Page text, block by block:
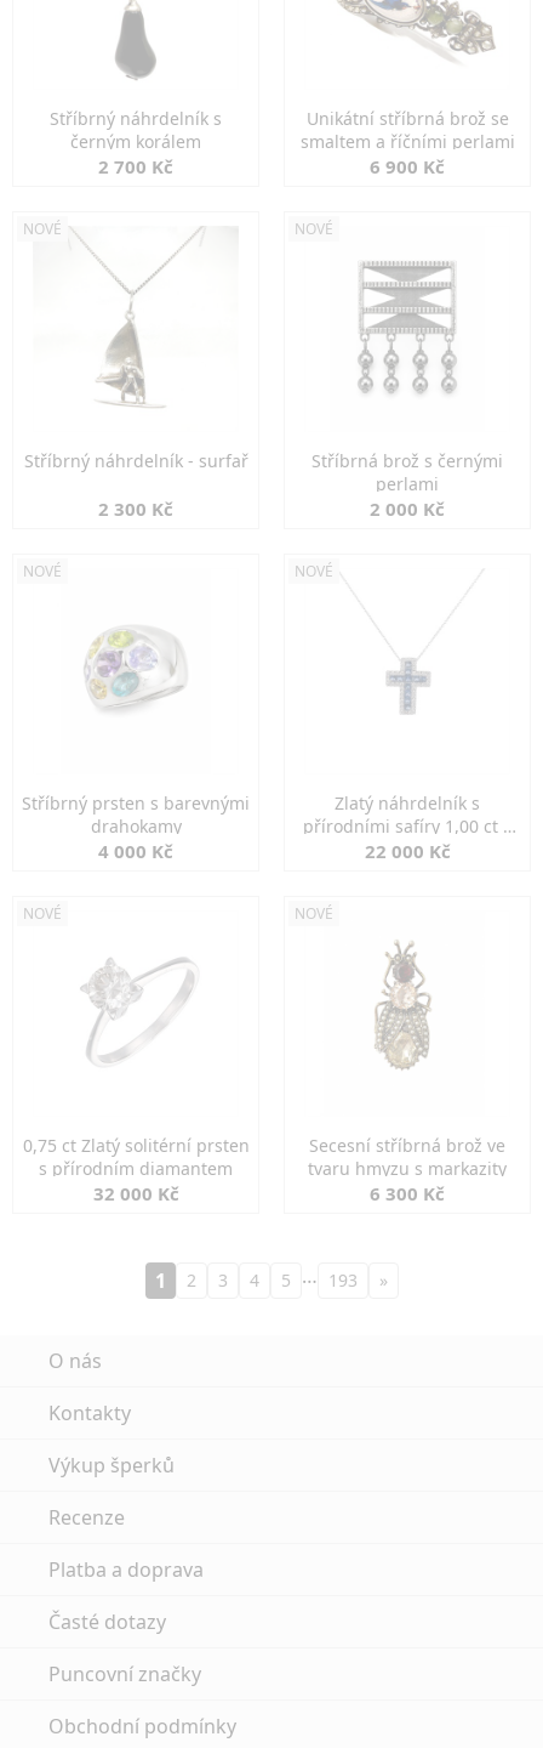
Stříbrný náhrdelník s
černým korálem
2 700 Kč
Unikátní stříbrná brož se
smaltem a říčními perlami
6 900 Kč
NOVÉ
Stříbrný náhrdelník - surfař
2 300 Kč
NOVÉ
Stříbrná brož s černými
perlami
2 000 Kč
NOVÉ
Stříbrný prsten s barevnými
drahokamy
4 000 Kč
NOVÉ
Zlatý náhrdelník s
přírodními safíry 1,00 ct a
diamanty
22 000 Kč
NOVÉ
0,75 ct Zlatý solitérní prsten
s přírodním diamantem
32 000 Kč
NOVÉ
Secesní stříbrná brož ve
tvaru hmyzu s markazity
6 300 Kč
1 2 3 4 5 … 193 »
O nás
Kontakty
Výkup šperků
Recenze
Platba a doprava
Časté dotazy
Puncovní značky
Obchodní podmínky